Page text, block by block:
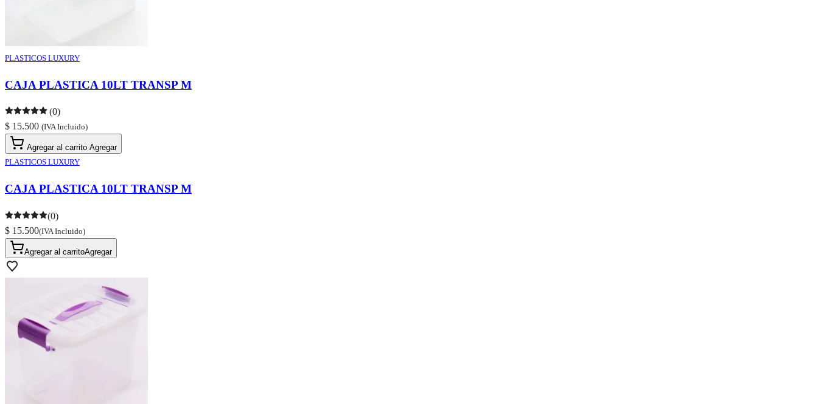
PLASTICOS LUXURY
CAJA PLASTICA 10LT TRANSP M
(0)
$ 15.500 (IVA Incluido)
Agregar al carrito Agregar
PLASTICOS LUXURY
CAJA PLASTICA 10LT TRANSP M
(0)
$ 15.500(IVA Incluido)
Agregar al carritoAgregar